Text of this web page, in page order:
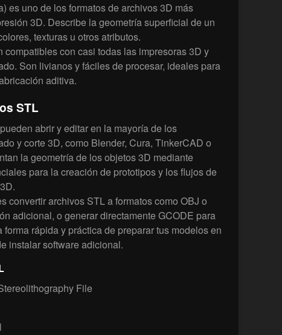
es uno de los formatos de archivos 3D más
3D. Describe la geometría superficial de un
texturas u otros atributos.
compatibles con casi todas las impresoras 3D y
Son livianos y fáciles de procesar, ideales para
aditiva.
STL
abrir y editar en la mayoría de los
y corte 3D, como Blender, Cura, TinkerCAD o
la geometría de los objetos 3D mediante
para la creación de prototipos y los flujos de
convertir archivos STL a formatos como OBJ o
adicional, o generar directamente GCODE para
forma rápida y práctica de preparar tus modelos en
instalar software adicional.
File